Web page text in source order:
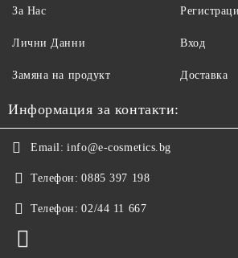
За Нас
Лични Данни
Замяна на продукт
Вход
Доставка
Информация за контакти:
Email: info@e-cosmetics.bg
Телефон: 0885 397 198
Телефон: 02/44 11 667